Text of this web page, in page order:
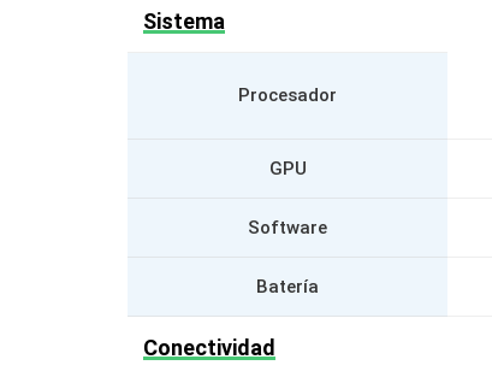
Sistema
Procesador
GPU
Software
Batería
Conectividad